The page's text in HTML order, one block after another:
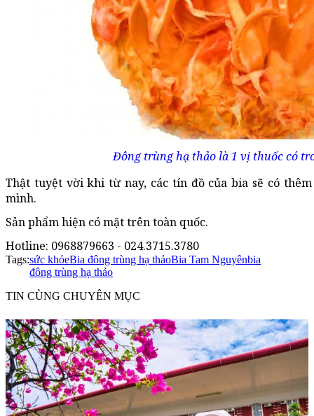
Đông trùng hạ thảo là 1 vị thuốc có
Thật tuyệt vời khi từ nay, các tín đồ của bia sẽ có
mình.
Sản phẩm hiện có mặt trên toàn quốc.
Hotline: 0968879663 - 024.3715.3780
Tags:sức khỏeBia đông trùng hạ thảoBia Tam Nguyênbia
đông trùng hạ thảo
TIN CÙNG CHUYÊN MỤC